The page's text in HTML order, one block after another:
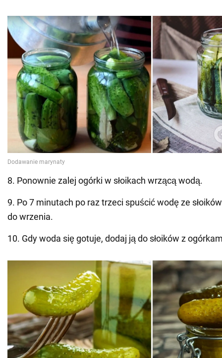
8. Ponownie zalej ogórki w słoikach wrzącą wodą.
9. Po 7 minutach po raz trzeci spuścić wodę ze
do wrzenia.
10. Gdy woda się gotuje, dodaj ją do słoików z